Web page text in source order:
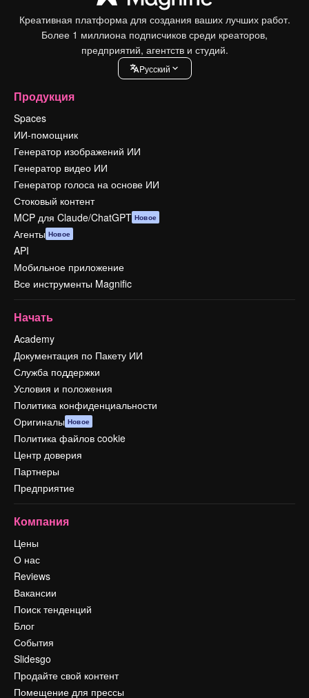
Креативная платформа для создания ваших лучших работ.
Более 1 миллиона подписчиков среди креаторов,
предприятий, агентств и студий.
Pусский
Продукция
Spaces
ИИ-помощник
Генератор изображений ИИ
Генератор видео ИИ
Генератор голоса на основе ИИ
Стоковый контент
MCP для Claude/ChatGPT Новое
Агенты Новое
API
Мобильное приложение
Все инструменты Magnific
Начать
Academy
Документация по Пакету ИИ
Служба поддержки
Условия и положения
Политика конфиденциальности
Оригиналы Новое
Политика файлов cookie
Центр доверия
Партнеры
Предприятие
Компания
Цены
О нас
Reviews
Вакансии
Поиск тенденций
Блог
События
Slidesgo
Продайте свой контент
Помещение для прессы